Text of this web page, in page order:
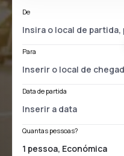
De
Para
Data de partida
Quantas pessoas?